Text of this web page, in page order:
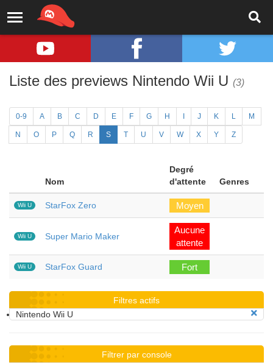
Liste des previews Nintendo Wii U (3)
0-9 A B C D E F G H J K L M
N O P Q R S T U V W X Y Z
Nom
Degré
d'attente
Genres
Wii U StarFox Zero Moyen
Wii U Super Mario Maker
Aucune
attente
Wii U StarFox Guard Fort
Filtres actifs
Nintendo Wii U
Filtrer par console